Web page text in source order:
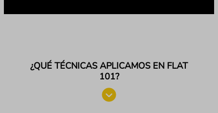
¿QUÉ TÉCNICAS APLICAMOS EN FLAT
101?